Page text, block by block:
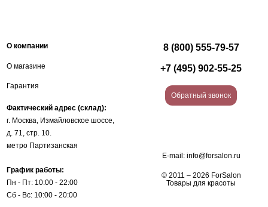
О компании
О магазине
Гарантия
Фактический адрес (склад):
г. Москва, Измайловское шоссе,
д. 71, стр. 10.
метро Партизанская
График работы:
Пн - Пт: 10:00 - 22:00
Сб - Вс: 10:00 - 20:00
8 (800) 555-79-57
+7 (495) 902-55-25
Обратный звонок
E-mail: info@forsalon.ru
© 2011 – 2026 ForSalon
Товары для красоты